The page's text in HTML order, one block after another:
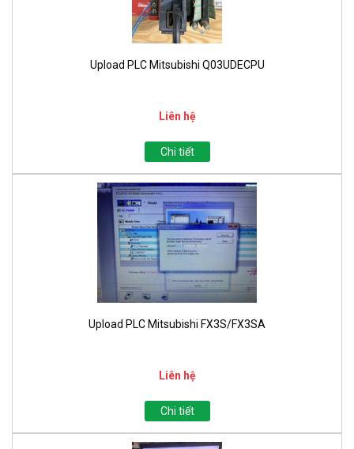
Upload PLC Mitsubishi Q03UDECPU
Liên hệ
Chi tiết
Upload PLC Mitsubishi FX3S/FX3SA
Liên hệ
Chi tiết